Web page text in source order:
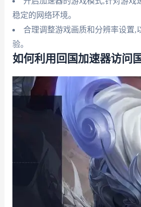
稳定的网络环境。
合理调整游戏画质和分辨率设置,
验。
如何利用回国加速器访问